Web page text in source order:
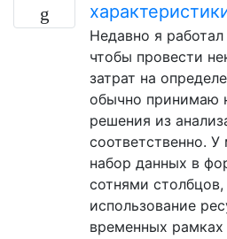
Недавно я
чтобы провести
затрат на
обычно принимаю
решения из
соответственно.
набор данных в
сотнями
использование
временных